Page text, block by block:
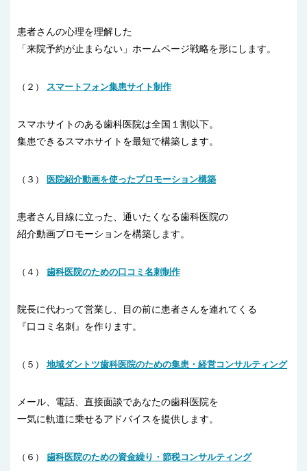
患者さんの心理を理解した
「来院予約が止まらない」ホームページ戦略を形にします。
（２） スマートフォン集患サイト制作
スマホサイトのある歯科医院は全国１割以下。
集患できるスマホサイトを最短で構築します。
（３） 医院紹介動画を使ったプロモーション構築
患者さん目線に立った、通いたくなる歯科医院の
紹介動画プロモーションを構築します。
（４） 歯科医院のための口コミ名刺制作
院長に代わって営業し、目の前に患者さんを連れてくる
『口コミ名刺』を作ります。
（５） 地域ダントツ歯科医院のための集患・経営コンサルティング
メール、電話、直接面談であなたの歯科医院を
一気に軌道に乗せるアドバイスを提供します。
（６） 歯科医院のための資金繰り・節税コンサルティング